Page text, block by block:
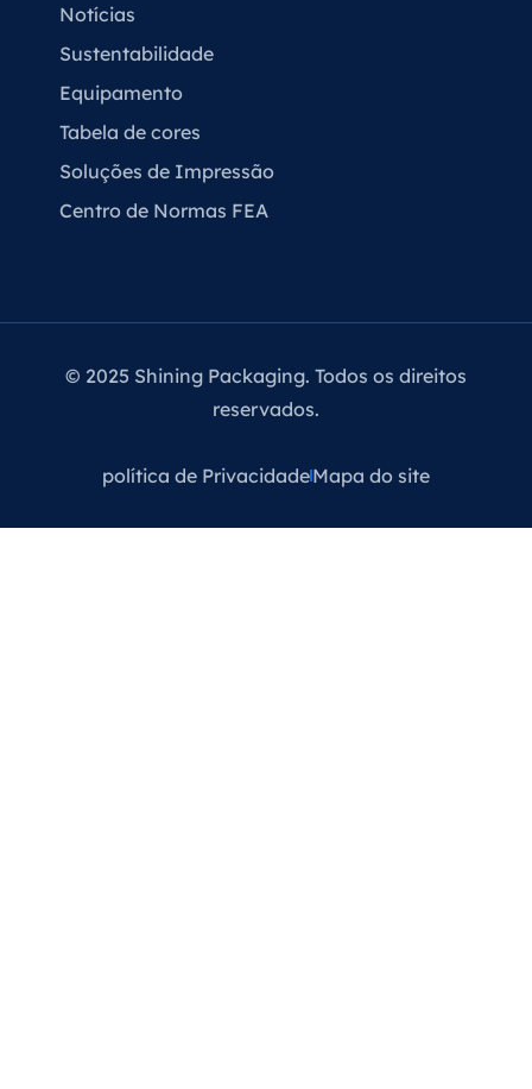
Notícias
Sustentabilidade
Equipamento
Tabela de cores
Soluções de Impressão
Centro de Normas FEA
© 2025 Shining Packaging. Todos os direitos
reservados.
política de PrivacidadeMapa do site